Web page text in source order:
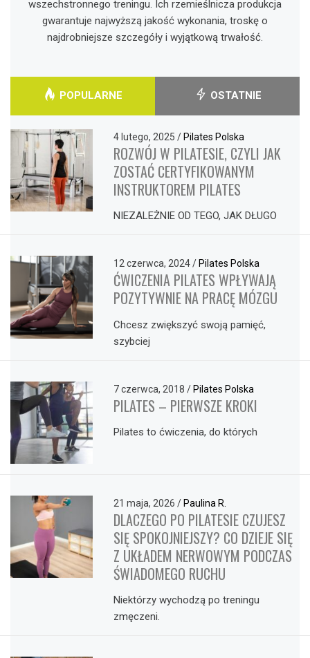
wszechstronnego treningu. Ich rzemieślnicza produkcja
gwarantuje najwyższą jakość wykonania, troskę o
najdrobniejsze szczegóły i wyjątkową trwałość.
POPULARNE OSTATNIE
4 lutego, 2025/ Pilates Polska
ROZWÓJ W PILATESIE, CZYLI JAK
ZOSTAĆ CERTYFIKOWANYM
INSTRUKTOREM PILATES
NIEZALEŻNIE OD TEGO, JAK DŁUGO
12 czerwca, 2024/ Pilates Polska
ĆWICZENIA PILATES WPŁYWAJĄ
POZYTYWNIE NA PRACĘ MÓZGU
Chcesz zwiększyć swoją pamięć,
szybciej
7 czerwca, 2018/ Pilates Polska
PILATES – PIERWSZE KROKI
Pilates to ćwiczenia, do których
21 maja, 2026/ Paulina R.
DLACZEGO PO PILATESIE CZUJESZ
SIĘ SPOKOJNIEJSZY? CO DZIEJE SIĘ
Z UKŁADEM NERWOWYM PODCZAS
ŚWIADOMEGO RUCHU
Niektórzy wychodzą po treningu
zmęczeni.